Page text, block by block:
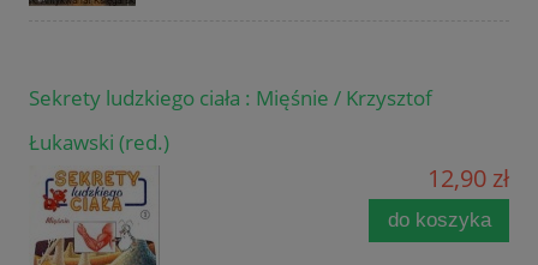
Sekrety ludzkiego ciała : Mięśnie / Krzysztof
Łukawski (red.)
12,90 zł
do koszyka